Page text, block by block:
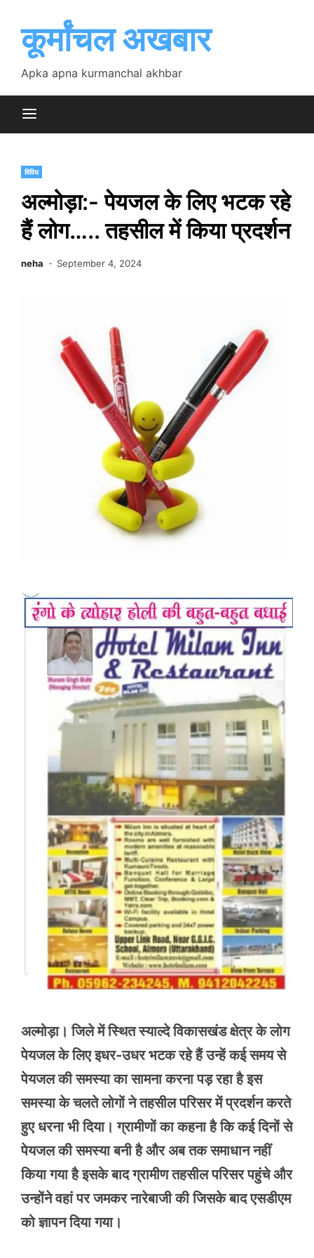
contentकूर्मांचल अखबार
Apka apna kurmanchal akhbar
विविध
अल्मोड़ा:- पेयजल के लिए भटक रहे
हैं लोग….. तहसील में किया प्रदर्शन
neha September 4, 2024
अल्मोड़ा। जिले में स्थित स्याल्दे विकासखंड क्षेत्र के लोग
पेयजल के लिए इधर-उधर भटक रहे हैं उन्हें कई समय से
पेयजल की समस्या का सामना करना पड़ रहा है इस
समस्या के चलते लोगों ने तहसील परिसर में प्रदर्शन करते
हुए धरना भी दिया। ग्रामीणों का कहना है कि कई दिनों से
पेयजल की समस्या बनी है और अब तक समाधान नहीं
किया गया है इसके बाद ग्रामीण तहसील परिसर पहुंचे और
उन्होंने वहां पर जमकर नारेबाजी की जिसके बाद एसडीएम
को ज्ञापन दिया गया।